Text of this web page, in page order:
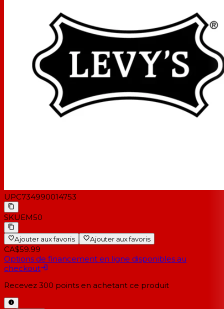
UPC734990014753
SKUEM50
Ajouter aux favoris Ajouter aux favoris
CA$59.99
Options de financement en ligne disponibles au
checkout
Recevez 300 points en achetant ce produit